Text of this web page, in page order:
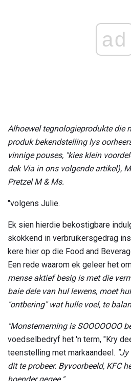
ad
Alhoewel tegnologieprodukte die
produk bekendstelling lys
vinnige pouses, "kies klein
dek Via in ons volgende artikel),
Pretzel M & Ms.
"volgens Julie.
Ek sien hierdie bekostigbare
skokkend in verbruikersgedrag
kere hier op die Food and
Een rede waarom ek geleer het
mense aktief besig is met die
baie dele van hul lewens, moet
"ontbering" wat hulle voel, te
"Monsterneming is SOOOOOOO
voedselbedryf het 'n term, "Kry
teenstelling met markaandeel.
dit te probeer. Byvoorbeeld, KFC